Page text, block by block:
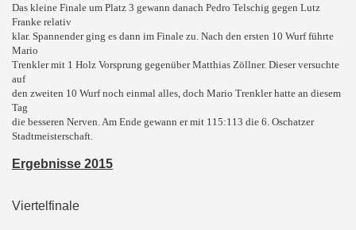
Das kleine Finale um Platz 3 gewann danach Pedro Telschig gegen Lutz
Franke relativ
klar. Spannender ging es dann im Finale zu. Nach den ersten 10 Wurf führte
Mario
Trenkler mit 1 Holz Vorsprung gegenüber Matthias Zöllner. Dieser versuchte
auf
den zweiten 10 Wurf noch einmal alles, doch Mario Trenkler hatte an diesem
Tag
die besseren Nerven. Am Ende gewann er mit 115:113 die 6. Oschatzer
Stadtmeisterschaft.
Ergebnisse 2015
Viertelfinale